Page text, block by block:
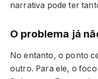
narrativa pode ter
O problema já
No entanto, o ponto
outro. Para ele, o